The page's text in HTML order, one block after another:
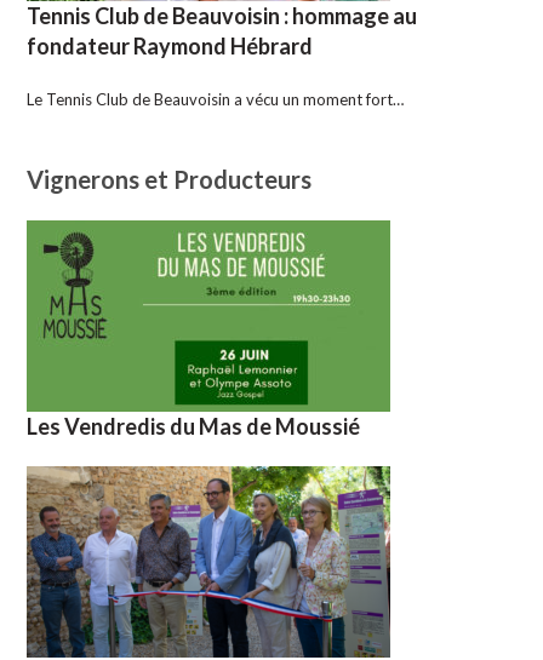
Tennis Club de Beauvoisin : hommage au
fondateur Raymond Hébrard
Le Tennis Club de Beauvoisin a vécu un moment fort…
Vignerons et Producteurs
Les Vendredis du Mas de Moussié